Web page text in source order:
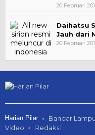
20 Februari
Daihatsu
Jauh dari
20 Februari
Harian Pilar Bandar
Video
Redaksi